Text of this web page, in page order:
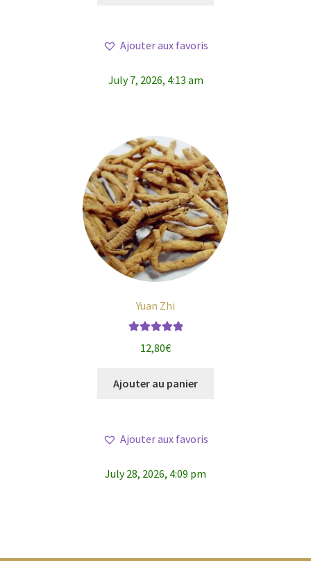
Ajouter aux favoris
July 7, 2026, 4:13 am
Yuan Zhi
5
12,80€
Ajouter au panier
Ajouter aux favoris
July 28, 2026, 4:09 pm